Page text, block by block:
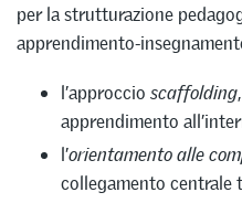
per la strutturazione
apprendimento-
l’approccio scaffolding
apprendimento
l’orientamento alle
collegamento centrale